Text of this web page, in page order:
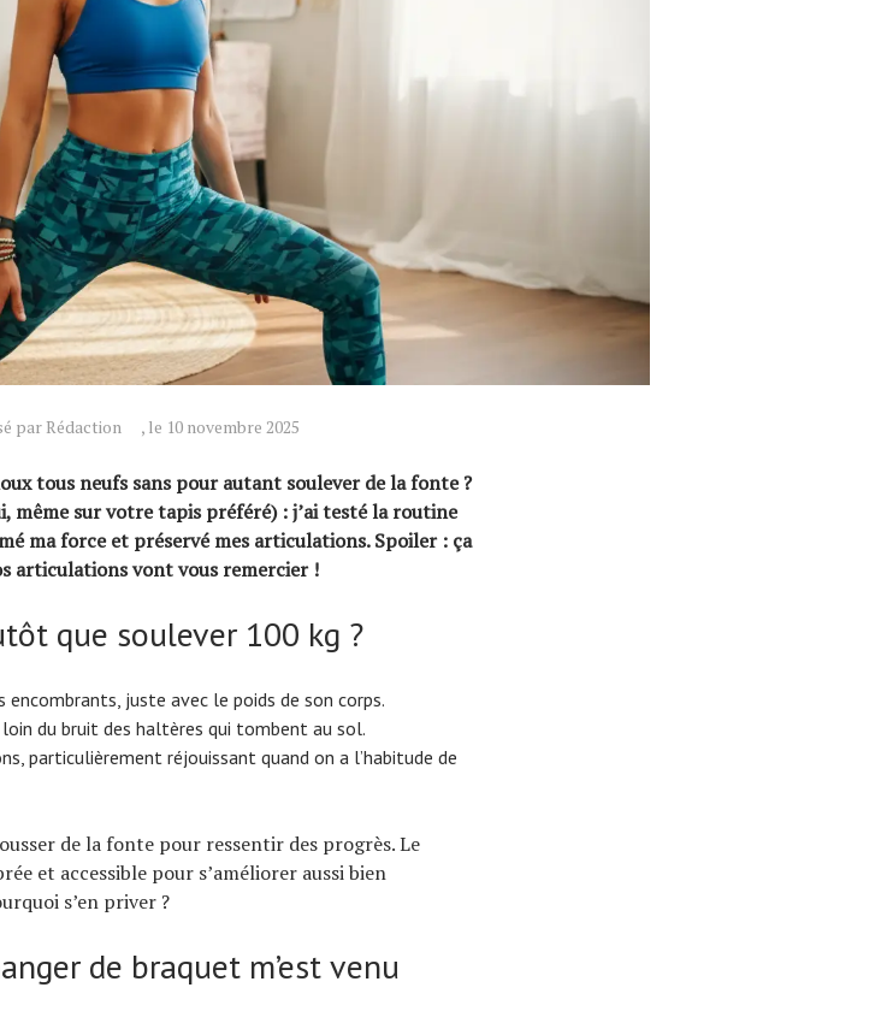
par Rédaction , le 10 novembre 2025
tous neufs sans pour autant soulever de la fonte ?
sur votre tapis préféré) : j’ai testé la routine
ma force et préservé mes articulations. Spoiler : ça
articulations vont vous remercier !
que soulever 100 kg ?
juste avec le poids de son corps.
du bruit des haltères qui tombent au sol.
particulièrement réjouissant quand on a l’habitude de
de la fonte pour ressentir des progrès. Le
et accessible pour s’améliorer aussi bien
s’en priver ?
de braquet m’est venu